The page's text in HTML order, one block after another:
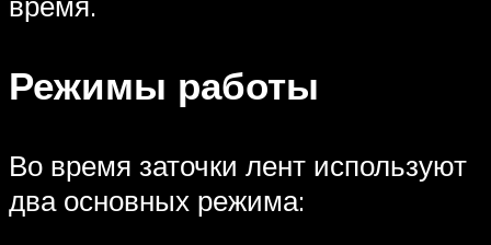
Режимы работы
Во время заточки лент используют
два основных режима: